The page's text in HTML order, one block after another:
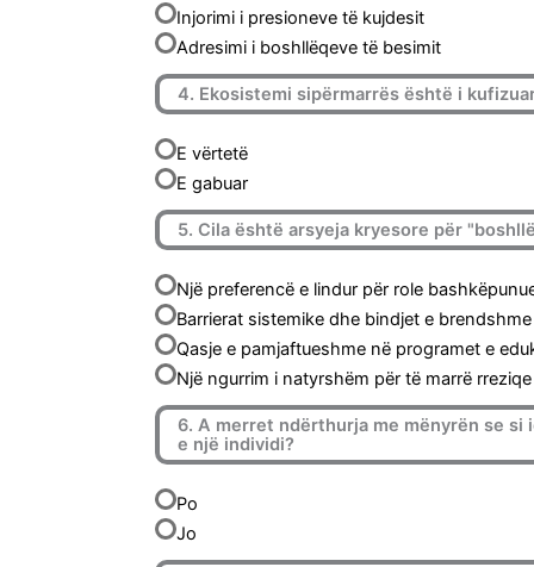
Injorimi i presioneve të kujdesit
Adresimi i boshllëqeve të besimit
4. Ekosistemi sipërmarrës është i
E vërtetë
E gabuar
5. Cila është arsyeja kryesore për
Një preferencë e lindur për role
Barrierat sistemike dhe bindjet e
Qasje e pamjaftueshme në programet e
Një ngurrim i natyrshëm për të marrë
6. A merret ndërthurja me mënyrën se
e një individi?
Po
Jo